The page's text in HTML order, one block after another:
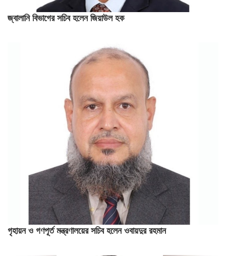
জ্বালানি বিভাগের সচিব হলেন জিয়াউল হক
গৃহায়ন ও গণপূর্ত মন্ত্রণালয়ের সচিব হলেন ওবায়দুর রহমান